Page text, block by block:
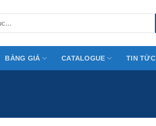
BẢNG GIÁ CATALOGUE TIN TỨC